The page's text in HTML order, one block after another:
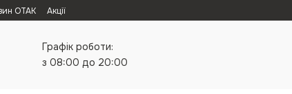
ОТАК Акції
Графік роботи:
з 08:00 до 20:00